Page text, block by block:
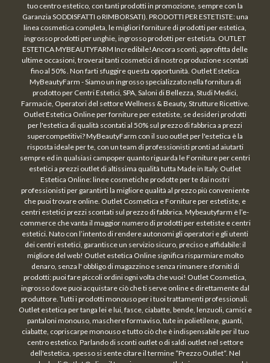
tuo centro estetico, con tanti prodotti in promozione, sempre con la
Garanzia SODDISFATTI o RIMBORSATI). PRODOTTI PER ESTETISTE: una
linea cosmetica completa, le migliori forniture di prodotti per estetica,
ingrosso prodotti per unghie, ingrosso prodotti per estetista. OUTLET
ESTETICA MYBEAUTYFARM Incredibile!Ancora sconti, approfitta delle
ultime occasioni, troverai tanti cosmetici di nostro produzione scontati
fino al 50% . Non farti sfuggire questa opportunità. Outlet Estetica
MyBeautyFarm - Siamo un ingrosso specializzato nella fornitura di
prodotto per Centri Estetici, SPA, Saloni di Bellezza, Studi Medici,
Farmacie, Operatori del settore Wellness & Beauty, Strutture Ricettive.
Outlet Estetica Online per forniture per estetiste, se desideri prodotti
per l'estetica di qualità scontati al 50% sul prezzo di fabbrica a prezzi
supercompetitivi? MyBeautyFarm con il suo outlet per l'estetica è la
risposta ideale per te, con un team di professionisti pronti ad aiutarti
sempre ed in qualsiasi campoper quanto riguarda le Forniture per centri
estetici a prezzi outlet di altissima qualità tutta Made in Italy. Outlet
Estetica Online: linee cosmetiche prodotte per te dai nostri
professionisti per garantirti la migliore qualità al prezzo più conveniente
che puoi trovare online. Outlet Cosmetica e Forniture per estetiste, e
centri estetici prezzi scontati sul prezzo di fabbrica. Mybeautyfarm è l’e-
commerce che vanta il maggior numero di prodotti per estetiste e centri
estetici. Nato con l’intento di rendere autonomi gli operatori e gli utenti
dei centri estetici, garantisce un servizio sicuro, preciso e affidabile: il
migliore del web! Outlet estetica Online significa risparmiare molto
denaro, senza l' obbligo di magazzino e senza rimanere sforniti di
prodotti: puoi fare piccoli ordini ogni volta che vuoi! Outlet Cosmetica,
ingrosso dove puoi acquistare ciò che ti serve online e direttamente dal
produttore. Tutti i prodotti monouso per i tuoi trattamenti professionali.
Outlet estetica per tanga lei e lui, fasce, ciabatte, bende, lenzuoli, camici e
pantaloni monouso, maschere formaviso, tute in polietilene, guanti,
ciabatte, copriscarpe monouso e tutto ciò che è indispensabile per il tuo
centro estetico. Parlando di sconti outlet o di saldi outlet nel settore
dell'estetica, spesso si sente citare il termine “Prezzo Outlet“. Nel